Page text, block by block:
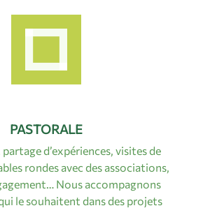
PASTORALE
d’expériences, visites de
rondes avec des associations,
Nous accompagnons
le souhaitent dans des projets